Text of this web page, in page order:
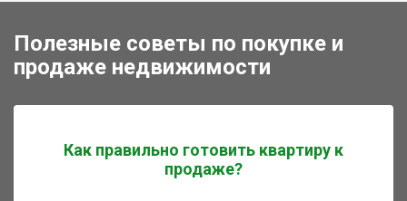
Полезные советы по покупке и
продаже недвижимости
Как правильно готовить квартиру к
продаже?